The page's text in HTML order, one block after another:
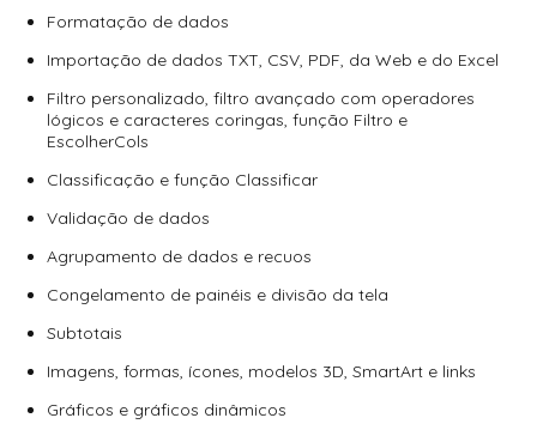
Formatação de dados
Importação de dados TXT, CSV, PDF, da Web e do Excel
Filtro personalizado, filtro avançado com operadores
lógicos e caracteres coringas, função Filtro e
EscolherCols
Classificação e função Classificar
Validação de dados
Agrupamento de dados e recuos
Congelamento de painéis e divisão da tela
Subtotais
Imagens, formas, ícones, modelos 3D, SmartArt e links
Gráficos e gráficos dinâmicos